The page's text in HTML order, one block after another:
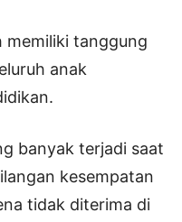
memiliki tanggung
anak
banyak terjadi saat
kesempatan
tidak diterima di